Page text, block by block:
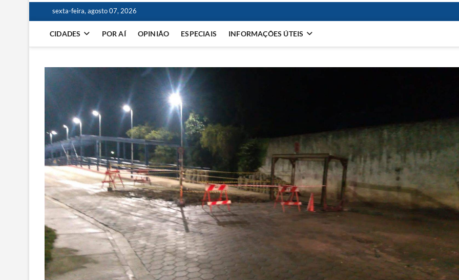
sexta-feira, agosto 07, 2026
CIDADES POR AÍ OPINIÃO ESPECIAIS INFORMAÇÕES ÚTEIS